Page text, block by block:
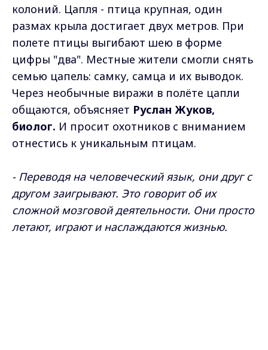
колоний. Цапля - птица крупная, один
размах крыла достигает двух метров. При
полете птицы выгибают шею в форме
цифры "два". Местные жители смогли снять
семью цапель: самку, самца и их выводок.
Через необычные виражи в полёте цапли
общаются, объясняет Руслан Жуков,
биолог. И просит охотников с вниманием
отнестись к уникальным птицам.
- Переводя на человеческий язык, они друг с
другом заигрывают. Это говорит об их
сложной мозговой деятельности. Они просто
летают, играют и наслаждаются жизнью.